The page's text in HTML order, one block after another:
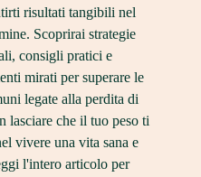
risultati tangibili nel
Scoprirai strategie
consigli pratici e
mirati per superare le
legate alla perdita di
lasciare che il tuo peso ti
vivere una vita sana e
l'intero articolo per